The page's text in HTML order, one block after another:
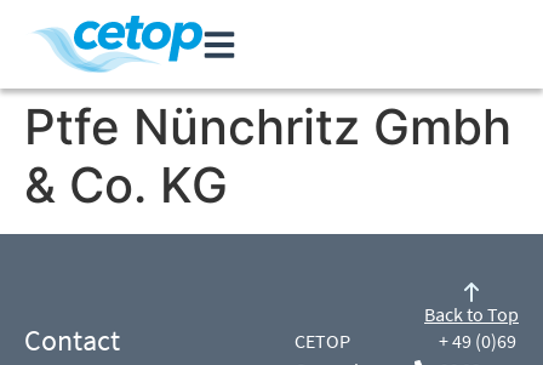
Ptfe Nünchritz Gmbh
& Co. KG
Contact
CETOP
+ 49 (0)69
Back to Top